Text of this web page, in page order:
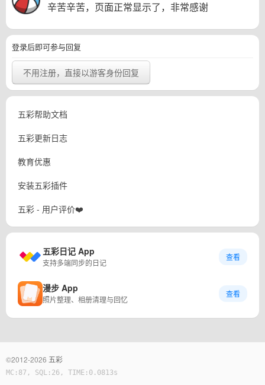
辛苦辛苦，页面正常显示了，非常感谢
登录后即可参与回复
不用注册，直接以游客身份回复
五彩帮助文档
五彩更新日志
教育优惠
安装五彩插件
五彩 - 用户评价❤️
五彩日记 App
支持多端同步的日记
查看
漫步 App
照片整理、相册清理与回忆
查看
©2012-2026 五彩
MC:87, SQL:26, TIME:0.0813s